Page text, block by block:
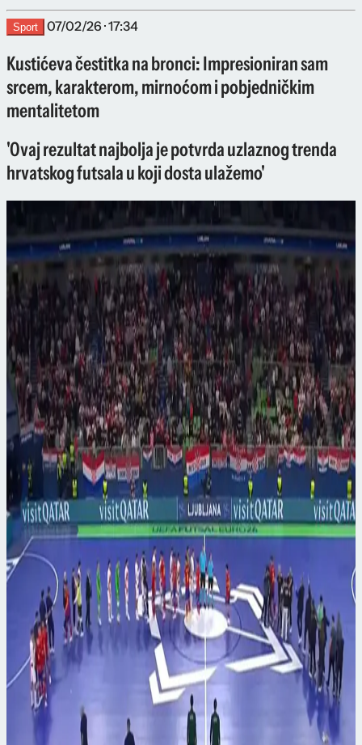
Sport 07/02/26 · 17:34
Kustićeva čestitka na bronci: Impresioniran sam
srcem, karakterom, mirnoćom i pobjedničkim
mentalitetom
'Ovaj rezultat najbolja je potvrda uzlaznog trenda
hrvatskog futsala u koji dosta ulažemo'